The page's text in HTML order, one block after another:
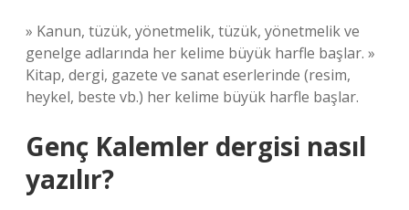
» Kanun, tüzük, yönetmelik, tüzük, yönetmelik ve
genelge adlarında her kelime büyük harfle başlar. »
Kitap, dergi, gazete ve sanat eserlerinde (resim,
heykel, beste vb.) her kelime büyük harfle başlar.
Genç Kalemler dergisi nasıl
yazılır?